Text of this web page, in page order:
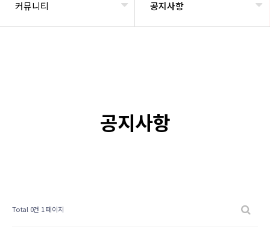
커뮤니티 공지사항
공지사항
Total 0건 1 페이지